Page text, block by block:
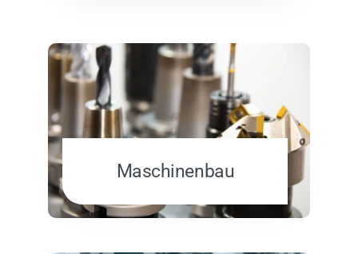
Maschinenbau